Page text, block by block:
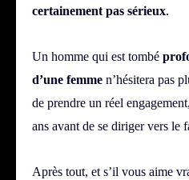
certainement pas sérieux.
Un homme qui est tombé
d’une femme n’hésitera pas
de prendre un réel
ans avant de se diriger vers le
Après tout, et s’il vous aime